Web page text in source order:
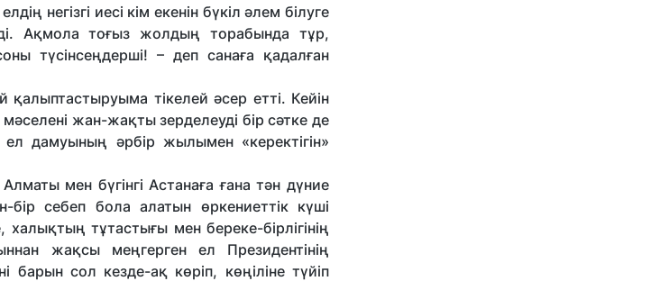
негiзгi иесi кiм екенiн бүкiл әлем бiлуге
Ақмола тоғыз жолдың торабында тұр,
түсiнсеңдершi! – деп санаға қадалған
тікелей әсер етті. Кейін
жан-жақты зерделеуді бір сәтке де
дамуының әрбір жылымен «керектігін»
мен бүгінгі Астанаға ғана тән дүние
себеп бола алатын өркениеттік күші
тұтастығы мен береке-бірлігінің
жақсы меңгерген ел Президентінің
сол кезде-ақ көріп, көңіліне түйіп